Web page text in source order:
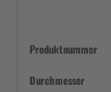
Produktnummer
Durchmesser